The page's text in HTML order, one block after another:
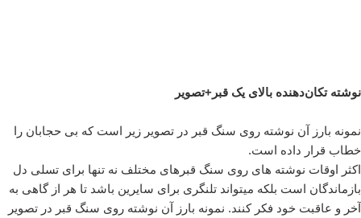
نوشته تکان‌دهنده بالای یک قبر+تصویر
نمونه بارز آن نوشته روی سنگ قبر در تصویر زیر است که بی حجابان را
خطاب قرار داده است.
اکثر اوقات نوشته های روی سنگ قبرهای مختلف نه تنها برای تسلی دل
بازماندگان است بلکه میتواند تلنگری برای سایرین باشد تا هر از گاهی به
آخر و عاقبت خود فکر کنند. نمونه بارز آن نوشته روی سنگ قبر در تصویر